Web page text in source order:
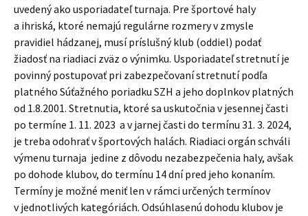
uvedený ako usporiadateľ turnaja. Pre športové haly
a ihriská, ktoré nemajú regulárne rozmery v zmysle
pravidiel hádzanej, musí príslušný klub (oddiel) podať
žiadosť na riadiaci zväz o výnimku. Usporiadateľ stretnutí je
povinný postupovať pri zabezpečovaní stretnutí podľa
platného Súťažného poriadku SZH a jeho doplnkov platných
od 1.8.2001. Stretnutia, ktoré sa uskutočnia v jesennej časti
po termíne 1. 11. 2023 a v jarnej časti do termínu 31. 3. 2024,
je treba odohrať v športových halách. Riadiaci orgán schváli
výmenu turnaja jedine z dôvodu nezabezpečenia haly, avšak
po dohode klubov, do termínu 14 dní pred jeho konaním.
Termíny je možné meniť len v rámci určených termínov
v jednotlivých kategóriách. Odsúhlasenú dohodu klubov je